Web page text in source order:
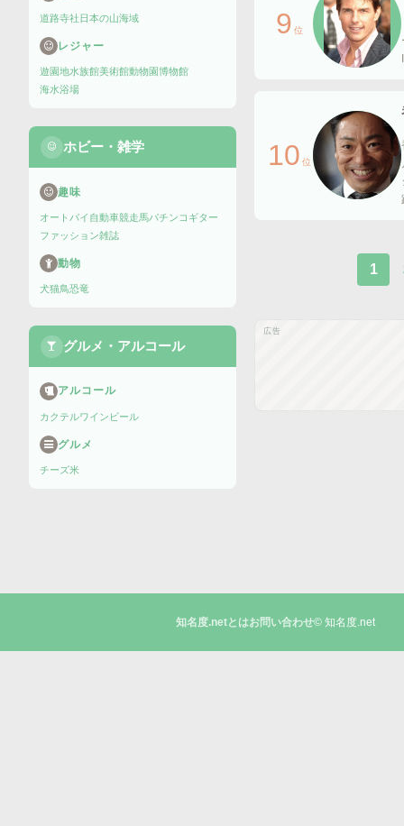
道路寺社 日本の山海域
レジャー
遊園地水族館美術館動物園博物館
海水浴場
ホビー・雑学
趣味
オートバイ 自動車競走馬パチンコ ギター
ファッション雑誌
動物
犬猫鳥恐竜
グルメ・アルコール
アルコール
カクテルワイン ビール
グルメ
チーズ米
9 位
10 位
1
広告
知名度.netとはお問い合わせ© 知名度.net